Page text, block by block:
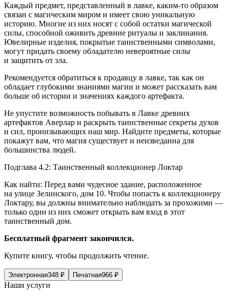
Каждый предмет, представленный в лавке, каким-то образом
связан с магическим миром и имеет свою уникальную
историю. Многие из них носят с собой остатки магической
силы, способной оживить древние ритуалы и заклинания.
Ювелирные изделия, покрытые таинственными символами,
могут придать своему обладателю невероятные силы
и защитить от зла.
Рекомендуется обратиться к продавцу в лавке, так как он
обладает глубокими знаниями магии и может рассказать вам
больше об истории и значениях каждого артефакта.
Не упустите возможность побывать в Лавке древних
артефактов Аверлар и раскрыть таинственные секреты духов
и сил, пронизывающих наш мир. Найдите предметы, которые
покажут вам, что магия существует и неизведанна для
большинства людей.
Подглава 4.2: Таинственный коллекционер Локтар
Как найти: Перед вами чудесное здание, расположенное
на улице Зелинского, дом 10. Чтобы попасть к коллекционеру
Локтару, вы должны внимательно наблюдать за прохожими —
только один из них сможет открыть вам вход в этот
таинственный дом.
Бесплатный фрагмент закончился.
Купите книгу, чтобы продолжить чтение.
Электронная348 ₽ Печатная966 ₽
Наши услуги